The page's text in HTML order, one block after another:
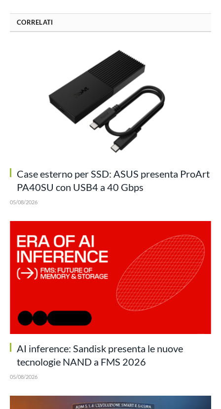
CORRELATI
Case esterno per SSD: ASUS presenta ProArt
PA40SU con USB4 a 40 Gbps
05/08/2026
AI inference: Sandisk presenta le nuove
tecnologie NAND a FMS 2026
05/08/2026